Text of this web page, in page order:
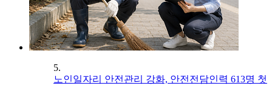
5.
노인일자리 안전관리 강화, 안전전담인력 613명 첫